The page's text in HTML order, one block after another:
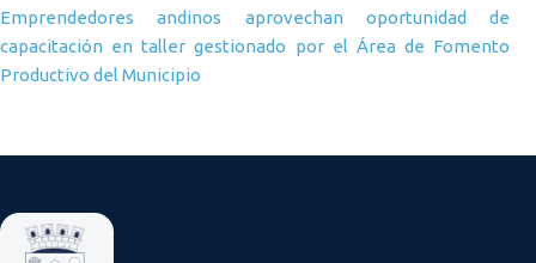
Emprendedores andinos aprovechan oportunidad de
capacitación en taller gestionado por el Área de Fomento
Productivo del Municipio